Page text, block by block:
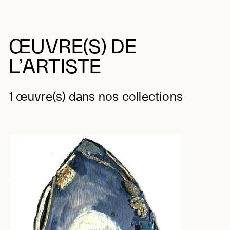
ŒUVRE(S) DE
L’ARTISTE
1 œuvre(s) dans nos collections